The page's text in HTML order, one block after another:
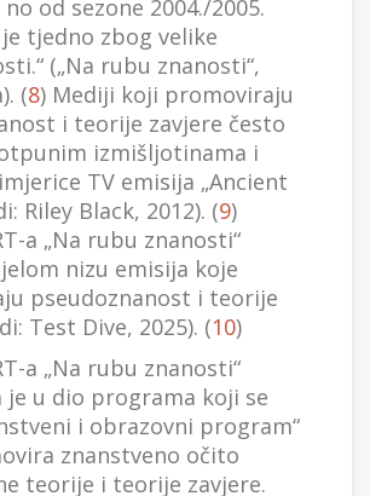
od sezone 2004./2005.
tjedno zbog velike
(„Na rubu znanosti“,
(8) Mediji koji promoviraju
i teorije zavjere često
izmišljotinama i
TV emisija „Ancient
Riley Black, 2012). (9)
a „Na rubu znanosti“
nizu emisija koje
pseudoznanost i teorije
Test Dive, 2025). (10)
a „Na rubu znanosti“
je u dio programa koji se
i obrazovni program“
znanstveno očito
teorije i teorije zavjere.